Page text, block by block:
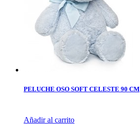
PELUCHE OSO SOFT CELESTE 90 CM
Añadir al carrito